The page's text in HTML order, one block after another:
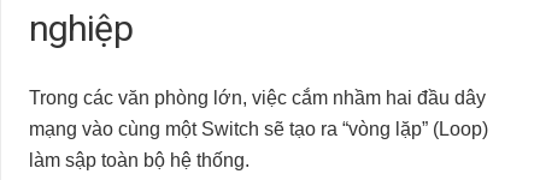
nghiệp
Trong các văn phòng lớn, việc cắm nhầm hai đầu dây
mạng vào cùng một Switch sẽ tạo ra “vòng lặp” (Loop)
làm sập toàn bộ hệ thống.